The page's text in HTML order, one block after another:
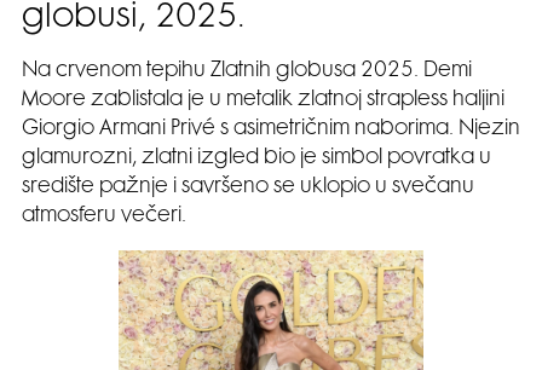
globusi, 2025.
Na crvenom tepihu Zlatnih globusa 2025. Demi
Moore zablistala je u metalik zlatnoj strapless haljini
Giorgio Armani Privé s asimetričnim naborima. Njezin
glamurozni, zlatni izgled bio je simbol povratka u
središte pažnje i savršeno se uklopio u svečanu
atmosferu večeri.